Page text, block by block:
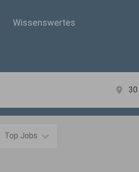
Wissenswertes
30
Top Jobs